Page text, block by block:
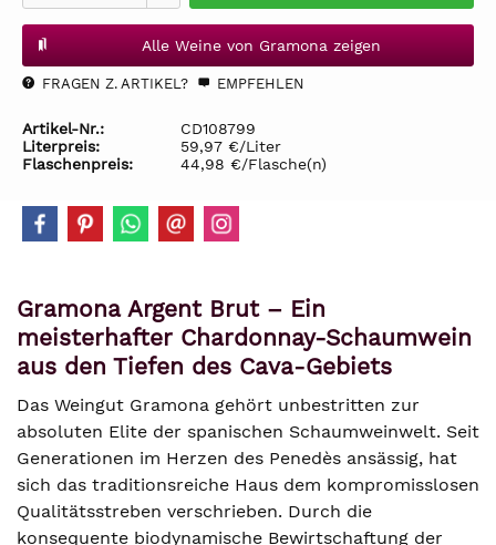
Alle Weine von Gramona zeigen
FRAGEN Z. ARTIKEL? EMPFEHLEN
Artikel-Nr.:
CD108799
Literpreis:
59,97 €/Liter
Flaschenpreis:
44,98 €/Flasche(n)
Gramona Argent Brut – Ein
meisterhafter Chardonnay-Schaumwein
aus den Tiefen des Cava-Gebiets
Das Weingut Gramona gehört unbestritten zur
absoluten Elite der spanischen Schaumweinwelt. Seit
Generationen im Herzen des Penedès ansässig, hat
sich das traditionsreiche Haus dem kompromisslosen
Qualitätsstreben verschrieben. Durch die
konsequente biodynamische Bewirtschaftung der